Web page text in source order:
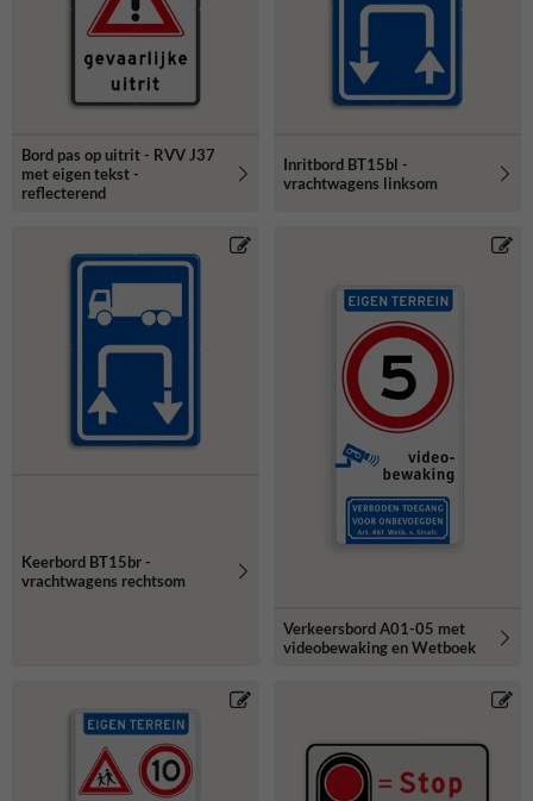
Bord pas op uitrit - RVV J37
met eigen tekst -
reflecterend
Inritbord BT15bl -
vrachtwagens linksom
Keerbord BT15br -
vrachtwagens rechtsom
Verkeersbord A01-05 met
videobewaking en Wetboek